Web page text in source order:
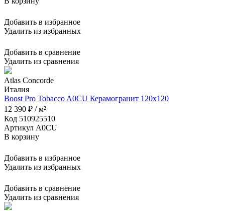
Добавить в избранное
Удалить из избранных
Добавить в сравнение
Удалить из сравнения
Atlas Concorde
Италия
Boost Pro Tobacco A0CU Керамогранит 120x120
12 390 ₽ / м²
Код 510925510
Артикул A0CU
В корзину
Добавить в избранное
Удалить из избранных
Добавить в сравнение
Удалить из сравнения